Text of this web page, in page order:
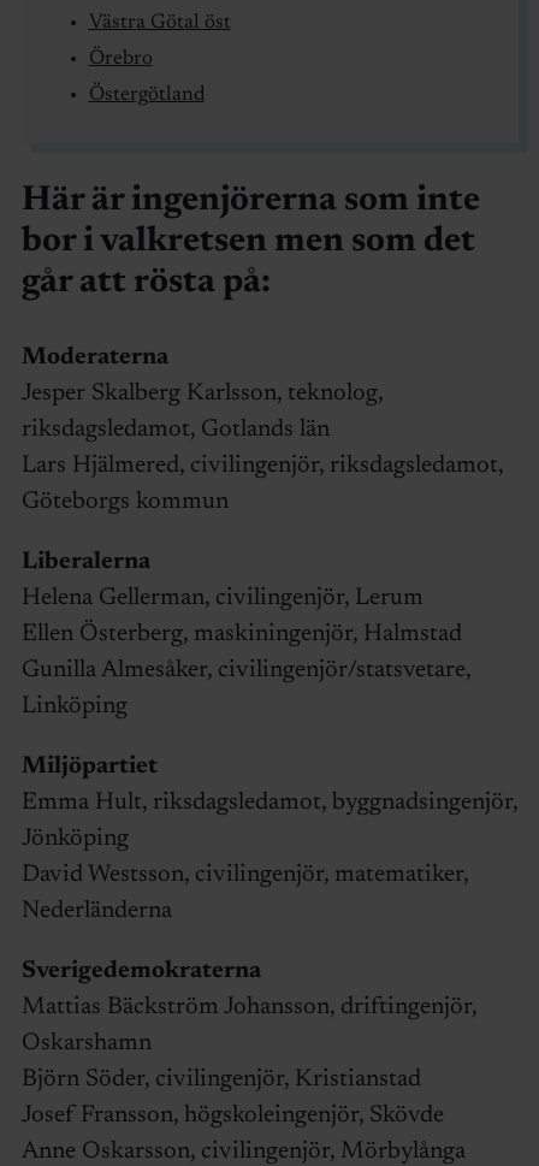
Västra Götal öst
Örebro
Östergötland
Här är ingenjörerna som inte
bor i valkretsen men som det
går att rösta på:
Moderaterna
Jesper Skalberg Karlsson, teknolog,
riksdagsledamot, Gotlands län
Lars Hjälmered, civilingenjör, riksdagsledamot,
Göteborgs kommun
Liberalerna
Helena Gellerman, civilingenjör, Lerum
Ellen Österberg, maskiningenjör, Halmstad
Gunilla Almesåker, civilingenjör/statsvetare,
Linköping
Miljöpartiet
Emma Hult, riksdagsledamot, byggnadsingenjör,
Jönköping
David Westsson, civilingenjör, matematiker,
Nederländerna
Sverigedemokraterna
Mattias Bäckström Johansson, driftingenjör,
Oskarshamn
Björn Söder, civilingenjör, Kristianstad
Josef Fransson, högskoleingenjör, Skövde
Anne Oskarsson, civilingenjör, Mörbylånga